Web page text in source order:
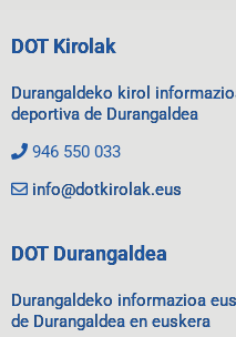
DOT Kirolak
Durangaldeko kirol
deportiva de Durangaldea
946 550 033
info@dotkirolak.eus
DOT Durangaldea
Durangaldeko informazioa
de Durangaldea en euskera